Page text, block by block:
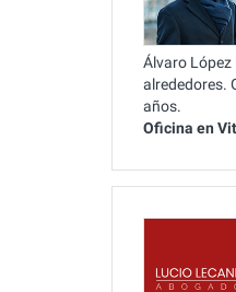
Álvaro López
alrededores.
años.
Oficina en